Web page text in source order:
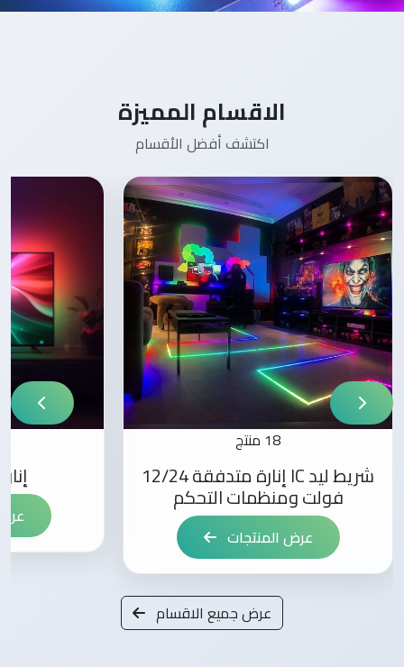
الاقسام المميزة
اكتشف أفضل الأقسام
18 منتج
شريط ليد IC إنارة متدفقة 12/24
فولت ومنظمات التحكم
عرض المنتجات
عرض جميع الاقسام